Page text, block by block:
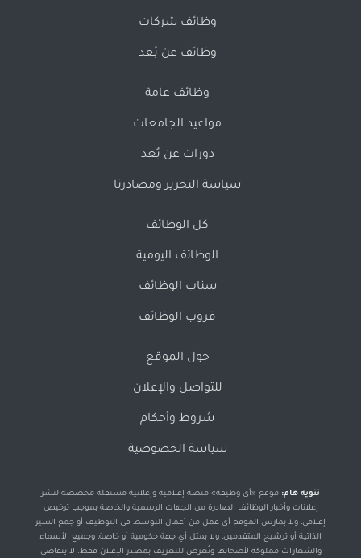
وظائف شركات
وظائف عن بُعد
وظائف عامة
مواعيد الجامعات
دورات عن بُعد
سياسة التحرير ومصادرنا
كل الوظائف
الوظائف اليومية
سناب الوظائف
قروب الوظائف
حول الموقع
للتواصل والإعلان
شروط وأحكام
سياسة الخصوصية
تنويه هام: موقع «أي وظيفة» منصة إعلامية وإعلانية مستقلة مخصصة لنشر
إعلانات وأخبار الوظائف الصادرة من الجهات الرسمية والخاصة بموجب ترخيص
إعلامي، ولا يمارس الموقع أي عمل من أعمال التوسط في التوظيف أو جمع السير
الذاتية أو ترشيح المتقدمين، ولا يمثل أي جهة حكومية أو خاصة، وجميع الأسماء
والشعارات مملوكة لأصحابها وتُعرض للتعريف بمصدر الإعلان فقط. لا يتقاضى